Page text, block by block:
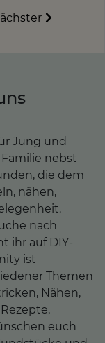
Jung und
nebst
die dem
nähen,
nach
ihr auf DIY-
ist
Themen
Nähen,
euch